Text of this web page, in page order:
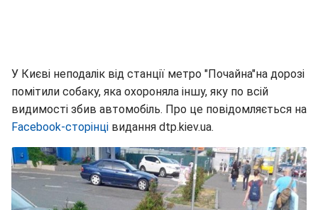
У Києві неподалік від станції метро "Почайна"на дорозі
помітили собаку, яка охороняла іншу, яку по всій
видимості збив автомобіль. Про це повідомляється на
Facebook-сторінці видання dtp.kiev.ua.